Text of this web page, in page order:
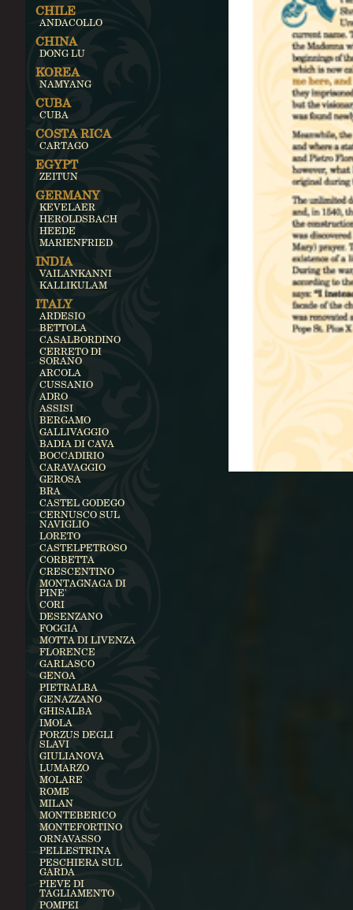
CHILE
ANDACOLLO
CHINA
DONG LU
KOREA
NAMYANG
CUBA
CUBA
COSTA RICA
CARTAGO
EGYPT
ZEITUN
GERMANY
KEVELAER
HEROLDSBACH
HEEDE
MARIENFRIED
INDIA
VAILANKANNI
KALLIKULAM
ITALY
ARDESIO
BETTOLA
CASALBORDINO
CERRETO DI
SORANO
ARCOLA
CUSSANIO
ADRO
ASSISI
BERGAMO
GALLIVAGGIO
BADIA DI CAVA
BOCCADIRIO
CARAVAGGIO
GEROSA
BRA
CASTEL GODEGO
CERNUSCO SUL
NAVIGLIO
LORETO
CASTELPETROSO
CORBETTA
CRESCENTINO
MONTAGNAGA DI
PINE'
CORI
DESENZANO
FOGGIA
MOTTA DI LIVENZA
FLORENCE
GARLASCO
GENOA
PIETRALBA
GENAZZANO
GHISALBA
IMOLA
PORZUS DEGLI
SLAVI
GIULIANOVA
LUMARZO
MOLARE
ROME
MILAN
MONTEBERICO
MONTEFORTINO
ORNAVASSO
PELLESTRINA
PESCHIERA SUL
GARDA
PIEVE DI
TAGLIAMENTO
POMPEI